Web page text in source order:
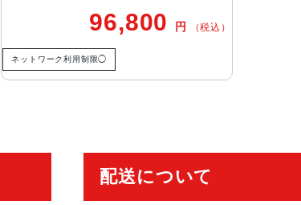
ームイン、2倍
2024年9月20日
96,800 円 （税込）
ネットワーク利用制限◯
配送について